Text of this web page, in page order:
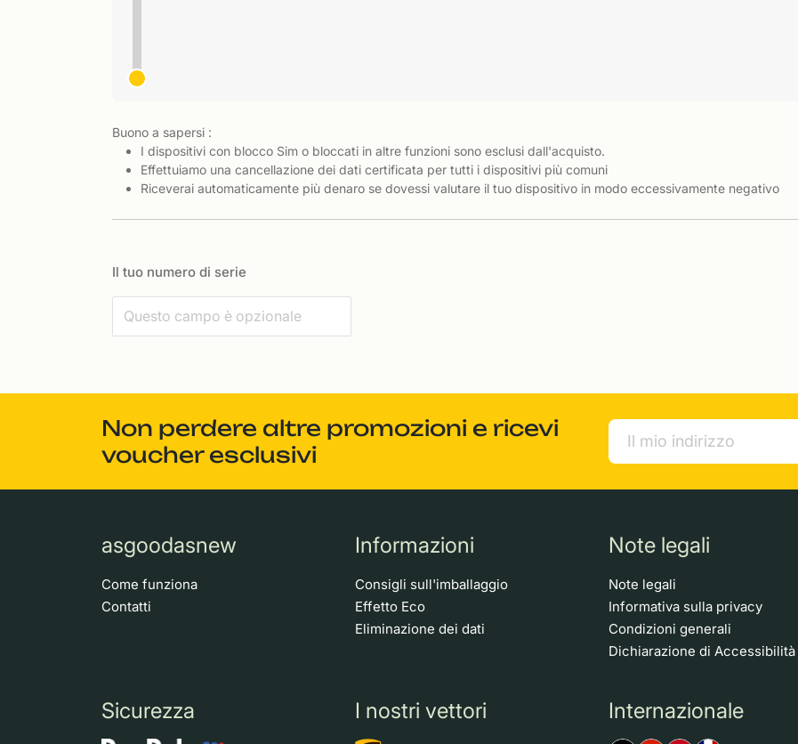
Buono a sapersi :
I dispositivi con blocco Sim o bloccati in altre funzioni sono esclusi dall'acquisto.
Effettuiamo una cancellazione dei dati certificata per tutti i dispositivi più comuni
Riceverai automaticamente più denaro se dovessi valutare il tuo dispositivo in modo eccessivamente negativo
Il tuo numero di serie
Non perdere altre promozioni e ricevi
voucher esclusivi
asgoodasnew
Come funziona
Contatti
Informazioni
Consigli sull'imballaggio
Effetto Eco
Eliminazione dei dati
Note legali
Note legali
Informativa sulla privacy
Condizioni generali
Dichiarazione di Accessibilità
Sicurezza I nostri vettori Internazionale